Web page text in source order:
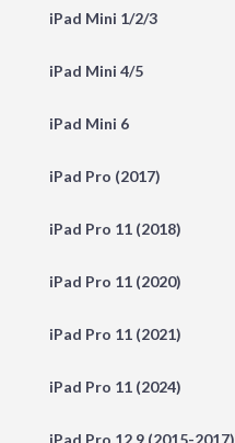
iPad Mini 1/2/3
iPad Mini 4/5
iPad Mini 6
iPad Pro (2017)
iPad Pro 11 (2018)
iPad Pro 11 (2020)
iPad Pro 11 (2021)
iPad Pro 11 (2024)